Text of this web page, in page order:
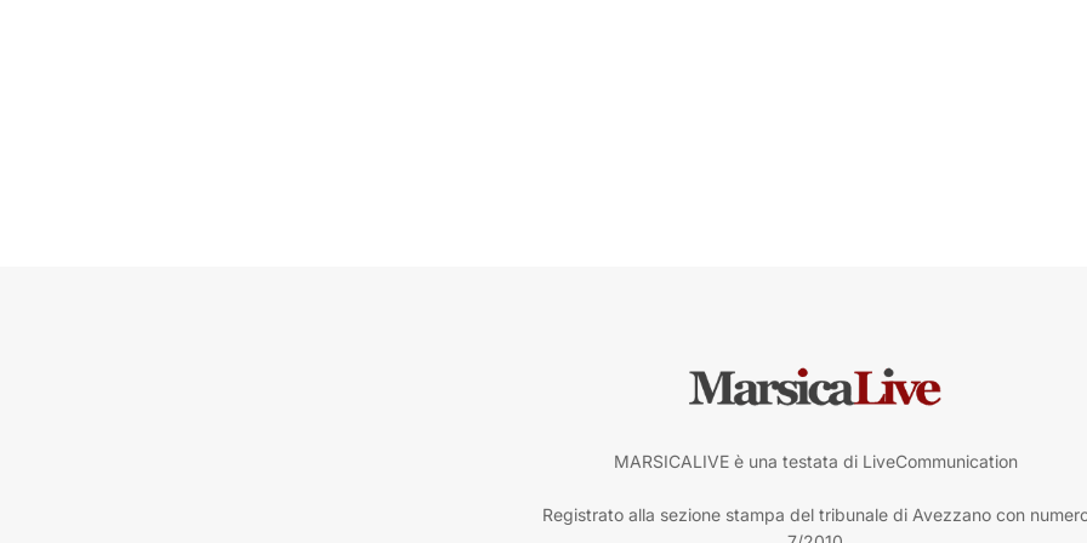
MARSICALIVE è una testata di LiveCommunication
Registrato alla sezione stampa del tribunale di Avezzano con